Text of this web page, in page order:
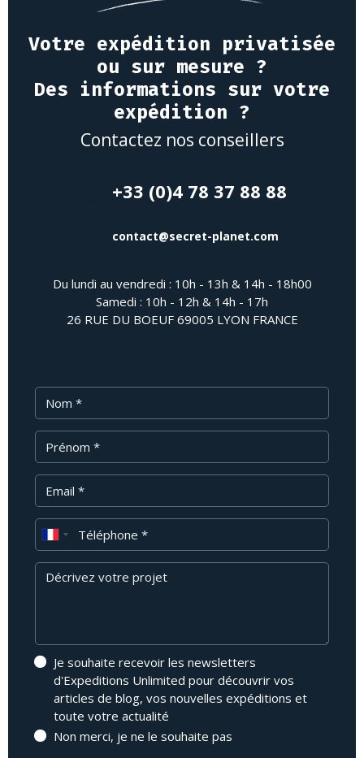
Votre expédition privatisée
ou sur mesure ?
Des informations sur votre
expédition ?
Contactez nos conseillers
+33 (0)4 78 37 88 88
contact@secret-planet.com
Du lundi au vendredi : 10h - 13h & 14h - 18h00
Samedi : 10h - 12h & 14h - 17h
26 RUE DU BOEUF 69005 LYON FRANCE
Prénom
Téléphone
Message
Je souhaite recevoir les newsletters
d'Expeditions Unlimited pour découvrir vos
articles de blog, vos nouvelles expéditions et
toute votre actualité
Non merci, je ne le souhaite pas